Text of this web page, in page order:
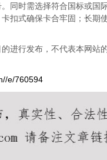
同时需选择符合国标或
扣式确保卡合牢固；长
进行发布，不代表本网
e/760594